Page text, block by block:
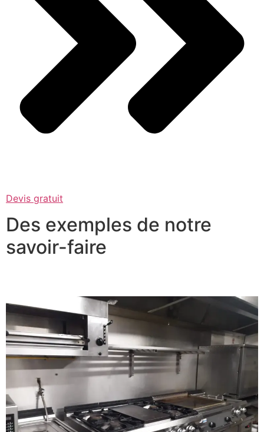
Devis gratuit
Des exemples de notre
savoir-faire